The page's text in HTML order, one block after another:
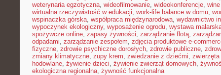
weterynaria egzotyczna, wideofilmowanie, wideokonferencje,
wirtualna rzeczywistość w edukacji, work-life balance w domu,
wspinaczka górska, współpraca międzynarodowa, wydawnictwo
wypoczynek ekologiczny, wyposażenie ogrodu, wystawa
spożywcze online, zapasy żywności, zarządzanie flotą,
odpadami, zarządzanie zespołem, zdjęcia produktowe e-
fizyczne, zdrowie psychiczne dorosłych, zdrowie publiczne,
zmiany klimatyczne, zupy krem, zwiedzanie z dziećmi,
hodowlane, żywienie dzieci, żywienie zwierząt domowych,
ekologiczna regionalna, żywność funkcjonalna